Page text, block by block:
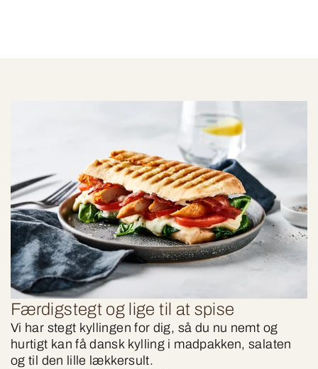
Færdigstegt og lige til at spise
Vi har stegt kyllingen for dig, så du nu nemt og
hurtigt kan få dansk kylling i madpakken, salaten
og til den lille lækkersult.